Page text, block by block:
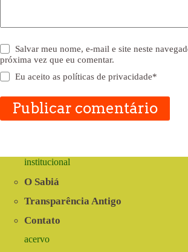
Salvar meu nome, e-mail e site neste
próxima vez que eu comentar.
Eu aceito aspolíticas de privacidade*
Publicar comentário
institucional
O Sabiá
Transparência Antigo
Contato
acervo